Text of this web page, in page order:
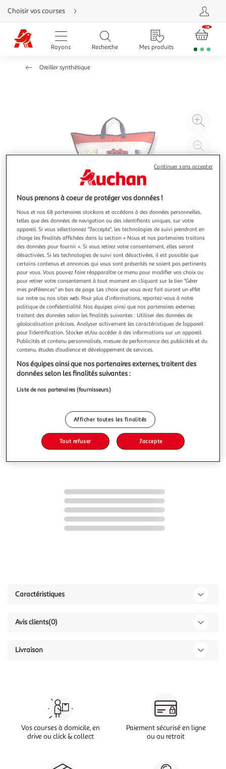
Aller
directement
au
contenu
Aller
directement
Aller
Choisir vos courses
Rayons Recherche Mes produits
Oreiller synthétique
à
Illustration
précédente
Illustration
suivante
DODO
Oreiller confort moelleux SUPRELLE LUXE
Vendu parAuchan
Couleur
Blanc
Taille
60 x 60 cm
Plus d'options
24,99€ Bientôt dispo !
Caractéristiques
Avis clients(0)
Livraison
Vos courses à domicile, en
drive ou click & collect
Paiement sécurisé en ligne
ou au retrait
Nous prenons à coeur de protéger vos données !
Nous et nos 68 partenaires stockons et accédons à des données personnelles,
telles que des données de navigation ou des identifiants uniques, sur votre
appareil. Si vous sélectionnez "J'accepte", les technologies de suivi prendront en
charge les finalités affichées dans la section « Nous et nos partenaires traitons
des données pour fournir ». Si vous retirez votre consentement, elles seront
désactivées. Si les technologies de suivi sont désactivées, il est possible que
certains contenus et annonces qui vous sont présentés ne soient pas pertinents
pour vous. Vous pouvez faire réapparaître ce menu pour modifier vos choix ou
pour retirer votre consentement à tout moment en cliquant sur le lien "Gérer
mes préférences" en bas de page. Les choix que vous avez fait auront un effet
sur notre ou nos sites web. Pour plus d’informations, reportez-vous à notre
politique de confidentialité. Nos équipes ainsi que nos partenaires externes
traitent des données selon les finalités suivantes : Utiliser des données de
géolocalisation précises. Analyser activement les caractéristiques de l’appareil
pour l’identification. Stocker et/ou accéder à des informations sur un appareil.
Publicités et contenu personnalisés, mesure de performance des publicités et du
contenu, études d’audience et développement de services.
Nos équipes ainsi que nos partenaires externes, traitent des
données selon les finalités suivantes :
Liste de nos partenaires (fournisseurs)
Afficher toutes les finalités
Tout refuser J'accepte
Continuer sans accepter